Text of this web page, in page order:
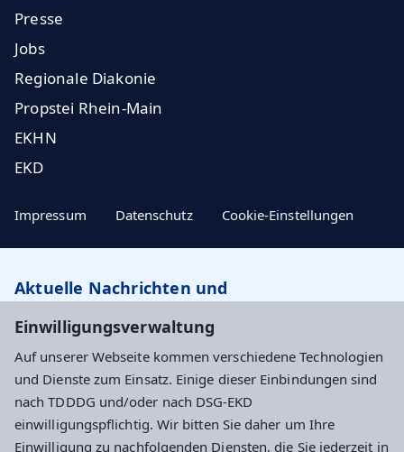
Einwilligungsverwaltung
Auf unserer Webseite kommen verschiedene Technologien
und Dienste zum Einsatz. Einige dieser Einbindungen sind
nach TDDDG und/oder nach DSG-EKD
einwilligungspflichtig. Wir bitten Sie daher um Ihre
Einwilligung zu nachfolgenden Diensten, die Sie jederzeit in
Presse
Jobs
Regionale Diakonie
Propstei Rhein-Main
EKHN
EKD
Impressum Datenschutz Cookie-Einstellungen
Aktuelle Nachrichten und
Newsletter abonnieren
Evangelisches Dekanat Wiesbaden